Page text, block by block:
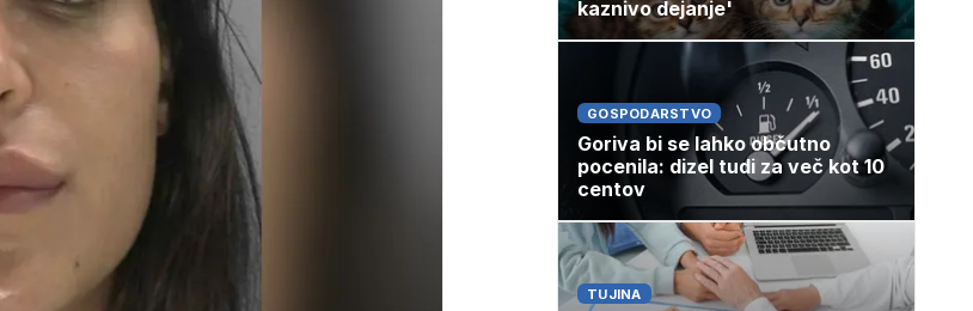
kaznivo dejanje'
GOSPODARSTVO
Goriva bi se lahko občutno
pocenila: dizel tudi za več kot 10
centov
TUJINA